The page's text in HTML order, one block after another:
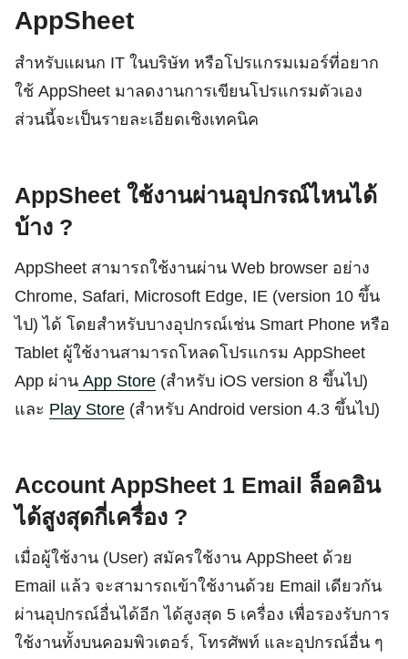
AppSheet
สำหรับแผนก IT ในบริษัท หรือโปรแกรมเมอร์ที่อยาก
ใช้ AppSheet มาลดงานการเขียนโปรแกรมตัวเอง
ส่วนนี้จะเป็นรายละเอียดเชิงเทคนิค
AppSheet ใช้งานผ่านอุปกรณ์ไหนได้
บ้าง ?
AppSheet สามารถใช้งานผ่าน Web browser อย่าง
Chrome, Safari, Microsoft Edge, IE (version 10 ขึ้น
ไป) ได้ โดยสำหรับบางอุปกรณ์เช่น Smart Phone หรือ
Tablet ผู้ใช้งานสามารถโหลดโปรแกรม AppSheet
App ผ่าน App Store (สำหรับ iOS version 8 ขึ้นไป)
และ Play Store (สำหรับ Android version 4.3 ขึ้นไป)
Account AppSheet 1 Email ล็อคอิน
ได้สูงสุดกี่เครื่อง ?
เมื่อผู้ใช้งาน (User) สมัครใช้งาน AppSheet ด้วย
Email แล้ว จะสามารถเข้าใช้งานด้วย Email เดียวกัน
ผ่านอุปกรณ์อื่นได้อีก ได้สูงสุด 5 เครื่อง เพื่อรองรับการ
ใช้งานทั้งบนคอมพิวเตอร์, โทรศัพท์ และอุปกรณ์อื่น ๆ